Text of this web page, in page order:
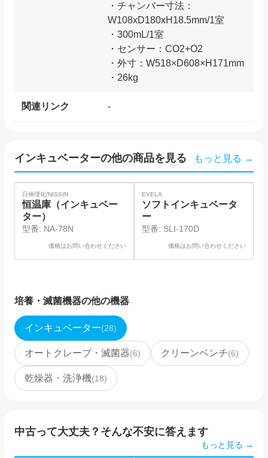
・チャンバー寸法：
W108xD180xH18.5mm/1室
・300mL/1室
・センサー：CO2+O2
・外寸：W518×D608×H171mm
関連リンク -
インキュベーターの他の商品を見る もっと見る →
SOLD
日伸理化/NISSIN
恒温庫（インキュベー
ター）
型番: NA-78N
価格はお問い合わせください
SOLD
EYELA
ソフトインキュベータ
ー
型番: SLI-170D
価格はお問い合わせください
培養・滅菌機器の他の機器
インキュベーター(28)
オートクレーブ・滅菌器(6) クリーンベンチ(6)
乾燥器・洗浄機(18)
中古って大丈夫？そんな不安に答えます
もっと見る →